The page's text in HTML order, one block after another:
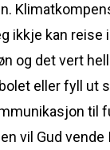
ikkje kan
og det vert
eller fyll ut
til
vil Gud